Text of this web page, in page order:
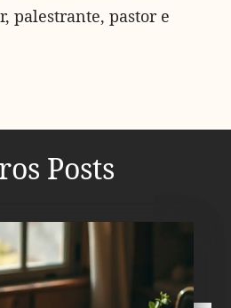
palestrante, pastor e
Posts